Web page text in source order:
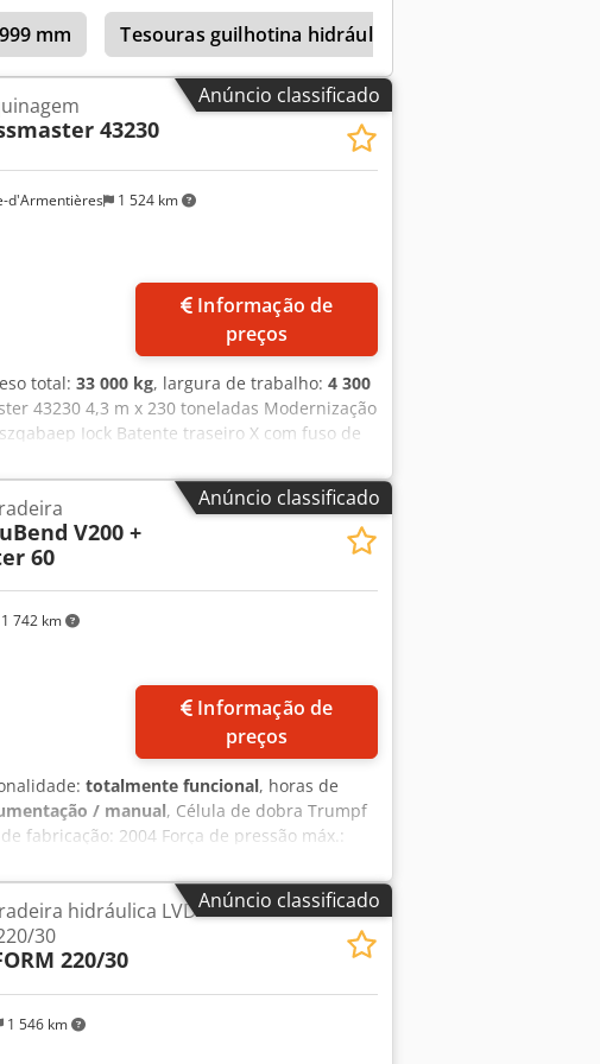
310 • Cursos por minuto: 6/min
• Capacidade do depósito de óleo: 150 L •
312 kg Technical Specification Bending
mm
Tesouras guilhotina hidráulicas, capacidade de
Anúncio classificado
d'Armentières 1 524 km
43230
preços
total: 33 000 kg, largura de trabalho: 4 300
43230 4,3 m x 230 toneladas Modernização
Iock Batente traseiro X com fuso de
Máquina projetada para ferramentas
Anúncio classificado
742 km
V200 +
60
preços
totalmente funcional, horas de
/ manual, Célula de dobra Trumpf
fabricação: 2004 Força de pressão máx.:
bar 1 unidade B0401A0009 = BendMaster 60
incluindo iluminação 1 unidade de
2 metros 1 unidade de controlo da instalação
Anúncio classificado
1 546 km
hidráulica LVD
30
220/30